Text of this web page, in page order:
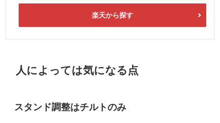
楽天から探す
人によっては気になる点
スタンド調整はチルトのみ